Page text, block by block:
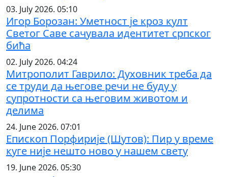
03. July 2026. 05:10
Игор Борозан: Уметност је кроз култ
Светог Саве сачувала идентитет српског
бића
02. July 2026. 04:24
Митрополит Гаврило: Духовник треба да
се труди да његове речи не буду у
супротности са његовим животом и
делима
24. June 2026. 07:01
Епископ Порфирије (Шутов): Пир у време
куге није нешто ново у нашем свету
19. June 2026. 05:30